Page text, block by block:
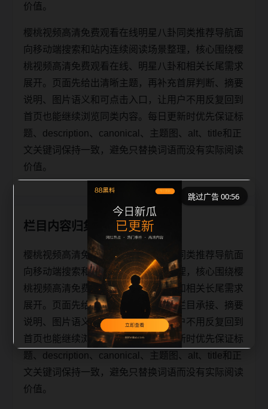
价值。
樱桃视频高清免费观看在线明星八卦同类推荐导航面
向移动端搜索和站内连续阅读场景整理，核心围绕樱
桃视频高清免费观看在线、明星八卦和相关长尾需求
展开。页面先给出清晰主题，再补充首屏判断、摘要
说明、图片语义和可点击入口，让用户不用反复回到
首页也能继续浏览同类内容。每日更新时优先保证标
题、description、canonical、主题图、alt、title和正
文关键词保持一致，避免只替换词语而没有实际阅读
价值。
栏目内容归集
樱桃视频高清免费观看在线明星八卦同类推荐导航面
向移动端搜索和站内连续阅读场景整理，核心围绕樱
桃视频高清免费观看在线、明星八卦和相关长尾需求
展开。页面先给出清晰主题，再补充栏目承接、摘要
说明、图片语义和可点击入口，让用户不用反复回到
首页也能继续浏览同类内容。每日更新时优先保证标
题、description、canonical、主题图、alt、title和正
文关键词保持一致，避免只替换词语而没有实际阅读
价值。
跳过广告 00:55